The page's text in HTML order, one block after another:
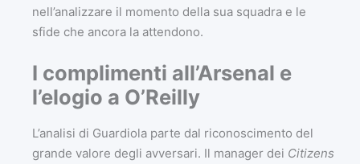
nell’analizzare il momento della sua squadra e le
sfide che ancora la attendono.
I complimenti all’Arsenal e
l’elogio a O’Reilly
L’analisi di Guardiola parte dal riconoscimento del
grande valore degli avversari. Il manager dei Citizens